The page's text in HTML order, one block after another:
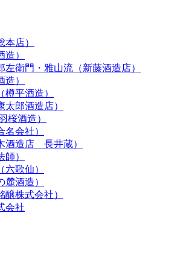
店）
）
左衛門・雅山流（新藤酒造店）
）
樽平酒造）
太郎酒造店）
桜酒造）
会社）
酒造店 長井蔵）
）
歌仙）
酒造）
醸株式会社）
会社